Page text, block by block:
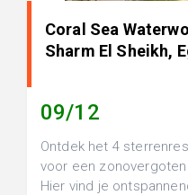
Coral Sea
Sharm El Sheikh,
09/12
Ontdek het 4
voor een
Hier vind je